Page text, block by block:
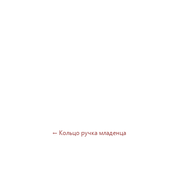
← Кольцо ручка младенца